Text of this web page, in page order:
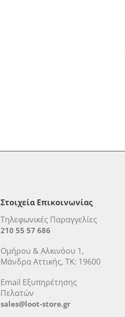
Στοιχεία Επικοινωνίας
Τηλεφωνικές Παραγγελίες
210 55 57 686
Ομήρου & Αλκινόου 1,
Μάνδρα Αττικής, ΤΚ: 19600
Email Εξυπηρέτησης
Πελατών
sales@loot-store.gr